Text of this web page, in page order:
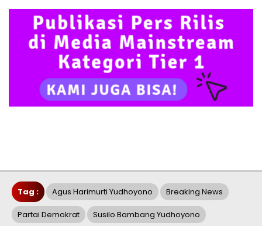
Tag : Agus Harimurti Yudhoyono Breaking News
Partai Demokrat Susilo Bambang Yudhoyono